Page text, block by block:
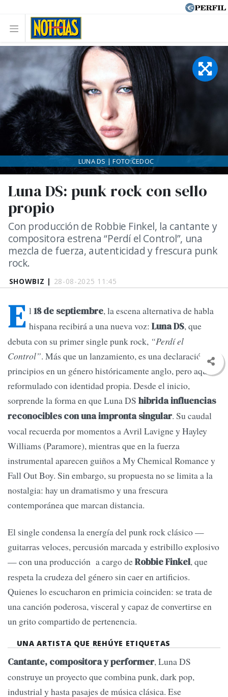
SHOWBIZ | 28-08-2025 11:45
Luna DS: punk rock con sello
propio
Con producción de Robbie Finkel, la cantante y
compositora estrena “Perdí el Control”, una
mezcla de fuerza, autenticidad y frescura punk
rock.
LUNA DS | FOTO:CEDOC
E l18 de septiembre, la escena alternativa de habla
hispana recibirá a una nueva voz: Luna DS, que
debuta con su primer single punk rock, “Perdí el
Control”. Más que un lanzamiento, es una declaración de
principios en un género históricamente anglo, pero aquí
reformulado con identidad propia. Desde el inicio,
sorprende la forma en que Luna DS hibrida influencias
reconocibles con una impronta singular. Su caudal
vocal recuerda por momentos a Avril Lavigne y Hayley
Williams (Paramore), mientras que en la fuerza
instrumental aparecen guiños a My Chemical Romance y
Fall Out Boy. Sin embargo, su propuesta no se limita a la
nostalgia: hay un dramatismo y una frescura
contemporánea que marcan distancia.
El single condensa la energía del punk rock clásico —
guitarras veloces, percusión marcada y estribillo explosivo
— con una producción a cargo deRobbie Finkel, que
respeta la crudeza del género sin caer en artificios.
Quienes lo escucharon en primicia coinciden: se trata de
una canción poderosa, visceral y capaz de convertirse en
un grito compartido de pertenencia.
UNA ARTISTA QUE REHÚYE ETIQUETAS
Cantante, compositora y performer, Luna DS
construye un proyecto que combina punk, dark pop,
industrial y hasta pasajes de música clásica. Ese